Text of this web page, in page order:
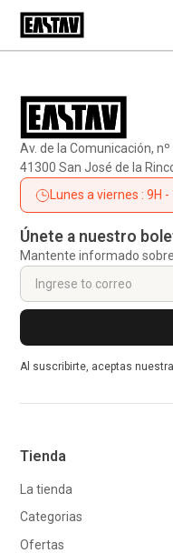
Av. de la Comunicación, nº
41300 San José de la
Lunes a viernes : 9H
Únete a nuestro
Mantente informado
Al suscribirte, aceptas nuestra
Tienda
La tienda
Categorias
Ofertas